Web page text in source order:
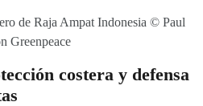
de Raja Ampat Indonesia © Paul
Greenpeace
costera y defensa